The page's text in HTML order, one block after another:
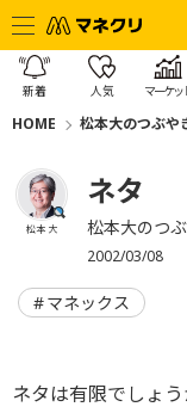
新着 人気 マーケッ
HOME 松本大のつぶや
松本 大
ネタ
松本大のつ
2002/03/08
マネックス
ネタは有限でしょ